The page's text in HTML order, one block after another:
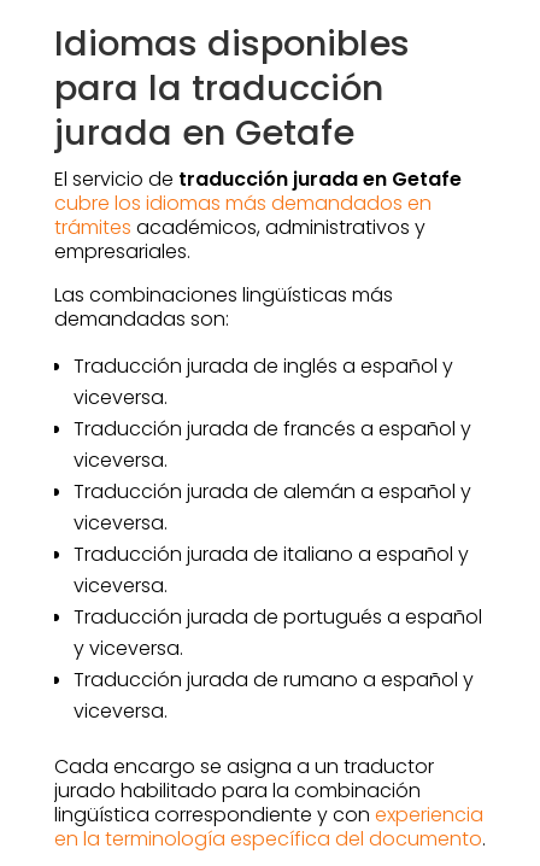
Idiomas disponibles
para la traducción
jurada en Getafe
El servicio de traducción jurada en Getafe
cubre los idiomas más demandados en
trámites académicos, administrativos y
empresariales.
Las combinaciones lingüísticas más
demandadas son:
Traducción jurada de inglés a español y
viceversa.
Traducción jurada de francés a español y
viceversa.
Traducción jurada de alemán a español y
viceversa.
Traducción jurada de italiano a español y
viceversa.
Traducción jurada de portugués a español
y viceversa.
Traducción jurada de rumano a español y
viceversa.
Cada encargo se asigna a un traductor
jurado habilitado para la combinación
lingüística correspondiente y con experiencia
en la terminología específica del documento.